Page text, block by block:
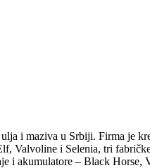
i maziva u Srbiji. Firma je
Valvoline i Selenia, tri
i akumulatore – Black